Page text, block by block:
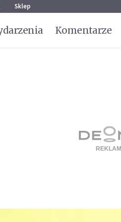
Sklep
Komentarze